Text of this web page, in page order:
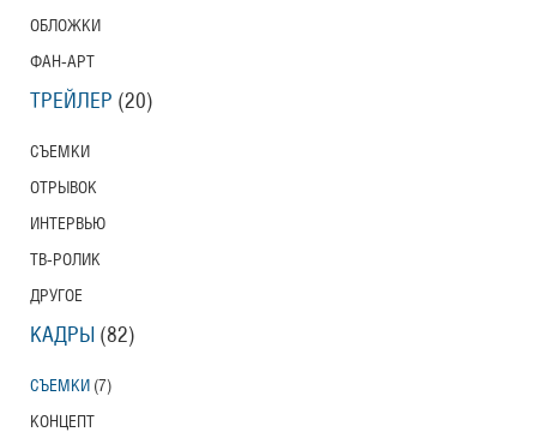
ОБЛОЖКИ
ФАН-АРТ
ТРЕЙЛЕР (20)
СЪЕМКИ
ОТРЫВОК
ИНТЕРВЬЮ
ТВ-РОЛИК
ДРУГОЕ
КАДРЫ (82)
СЪЕМКИ (7)
КОНЦЕПТ